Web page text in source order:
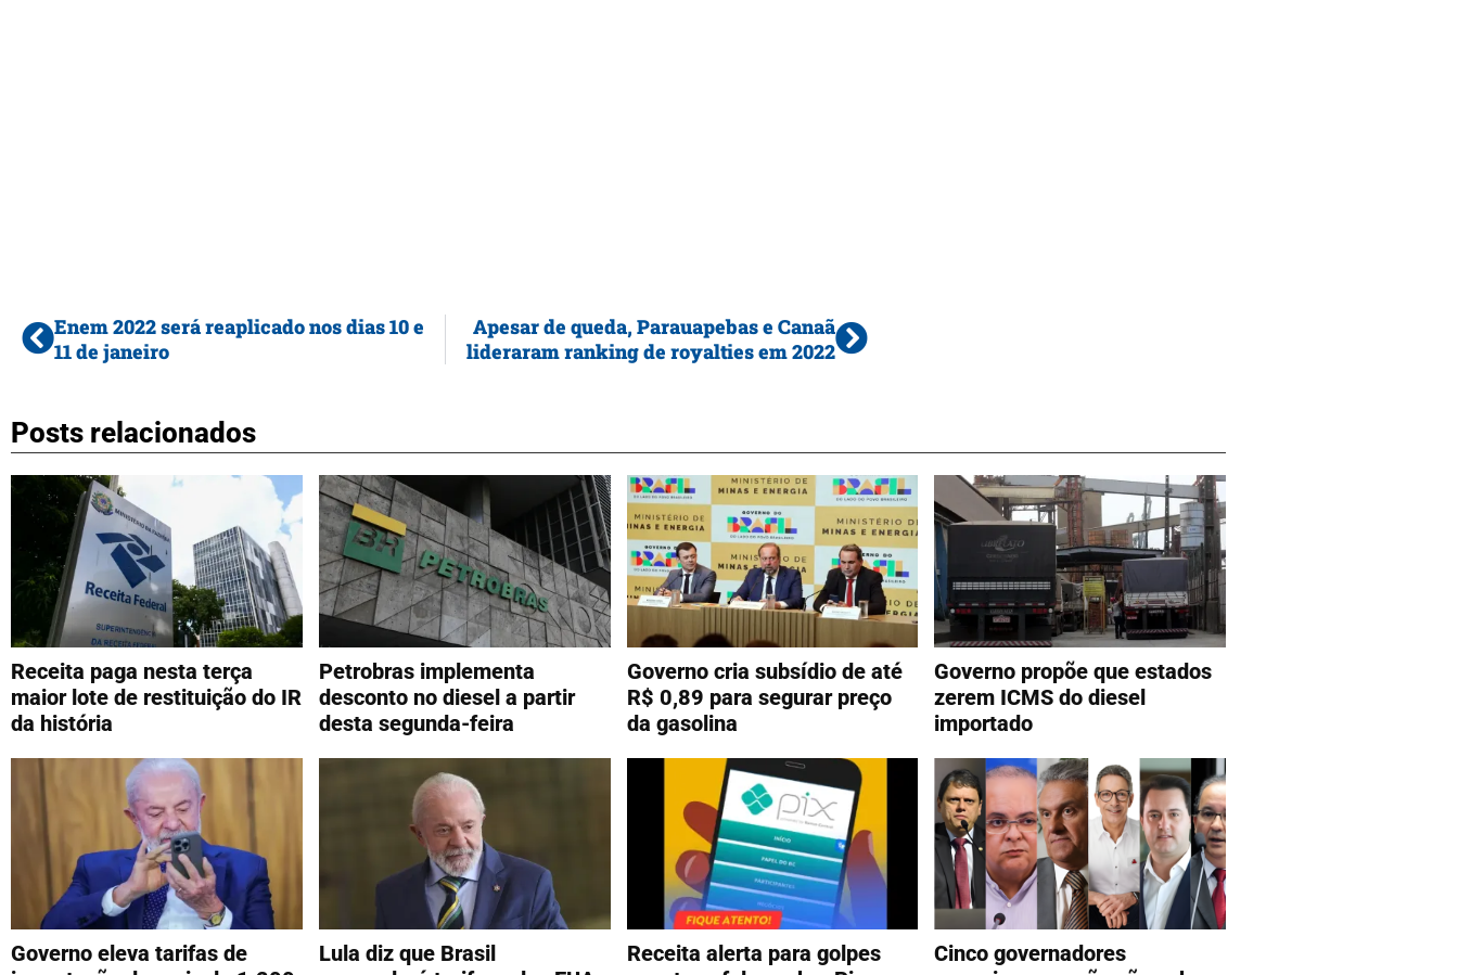
Enem 2022 será reaplicado nos dias 10 e
11 de janeiro
Apesar de queda, Parauapebas e Canaã
lideraram ranking de royalties em 2022
Posts relacionados
Receita paga nesta terça
maior lote de restituição do IR
da história
Petrobras implementa
desconto no diesel a partir
desta segunda-feira
Governo cria subsídio de até
R$ 0,89 para segurar preço
da gasolina
Governo propõe que estados
zerem ICMS do diesel
importado
Governo eleva tarifas de
Lula diz que Brasil
Receita alerta para golpes
Cinco governadores